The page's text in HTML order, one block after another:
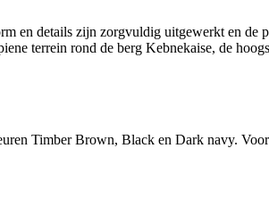
en details zijn zorgvuldig uitgewerkt en de
terrein rond de berg Kebnekaise, de
Timber Brown, Black en Dark navy.